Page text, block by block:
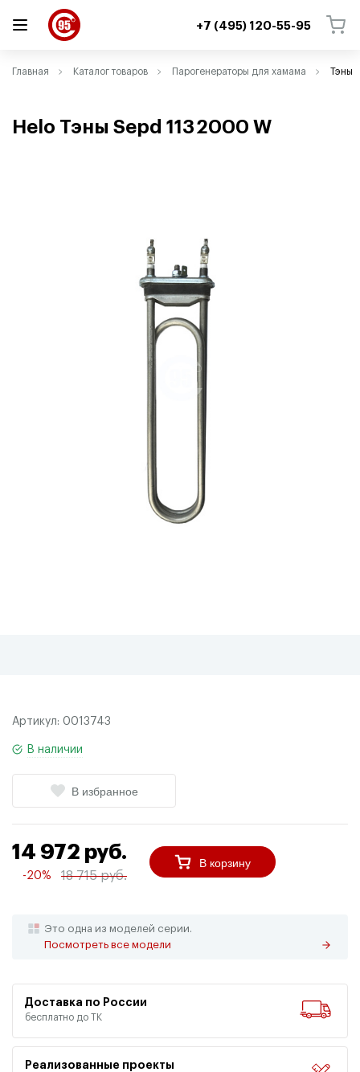
+7 (495) 120-55-95
Главная Каталог товаров Парогенераторы для хамама Тэны
Helo Тэны Sepd 113 2000 W
Артикул: 0013743
В наличии
В избранное
14 972 руб.
-20% 18 715 руб.
В корзину
Это одна из моделей серии.
Посмотреть все модели
Доставка по России
бесплатно до ТК
Реализованные проекты
ВЕРНУТЬСЯ
ВЕРНУТЬСЯ